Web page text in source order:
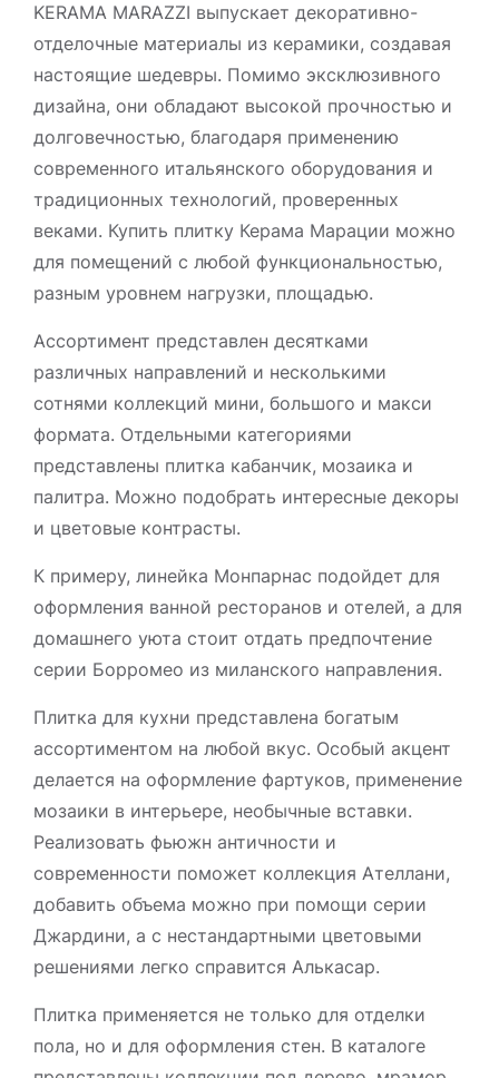
KERAMA MARAZZI выпускает декоративно-
отделочные материалы из керамики, создавая
настоящие шедевры. Помимо эксклюзивного
дизайна, они обладают высокой прочностью и
долговечностью, благодаря применению
современного итальянского оборудования и
традиционных технологий, проверенных
веками. Купить плитку Керама Марации можно
для помещений с любой функциональностью,
разным уровнем нагрузки, площадью.
Ассортимент представлен десятками
различных направлений и несколькими
сотнями коллекций мини, большого и макси
формата. Отдельными категориями
представлены плитка кабанчик, мозаика и
палитра. Можно подобрать интересные декоры
и цветовые контрасты.
К примеру, линейка Монпарнас подойдет для
оформления ванной ресторанов и отелей, а для
домашнего уюта стоит отдать предпочтение
серии Борромео из миланского направления.
Плитка для кухни представлена богатым
ассортиментом на любой вкус. Особый акцент
делается на оформление фартуков, применение
мозаики в интерьере, необычные вставки.
Реализовать фьюжн античности и
современности поможет коллекция Ателлани,
добавить объема можно при помощи серии
Джардини, а с нестандартными цветовыми
решениями легко справится Алькасар.
Плитка применяется не только для отделки
пола, но и для оформления стен. В каталоге